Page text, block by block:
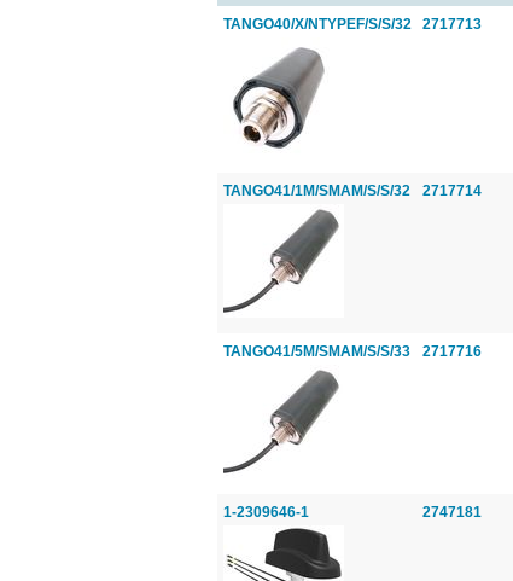
TANGO40/X/NTYPEF/S/S/32 2717713
TANGO41/1M/SMAM/S/S/32 2717714
TANGO41/5M/SMAM/S/S/33 2717716
1-2309646-1 2747181